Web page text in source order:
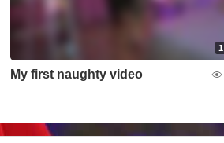
My first naughty video